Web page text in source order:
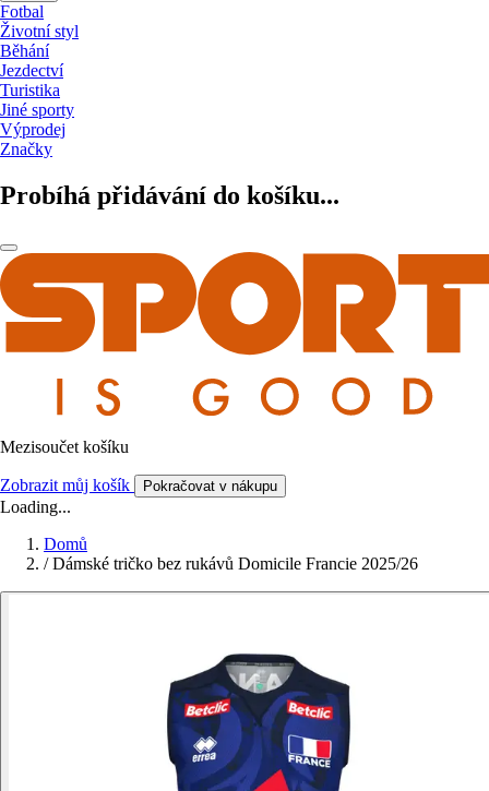
Fotbal
Životní styl
Běhání
Jezdectví
Turistika
Jiné sporty
Výprodej
Značky
Probíhá přidávání do košíku...
Mezisoučet košíku
Zobrazit můj košík Pokračovat v nákupu
Loading...
Domů
/ Dámské tričko bez rukávů Domicile Francie 2025/26